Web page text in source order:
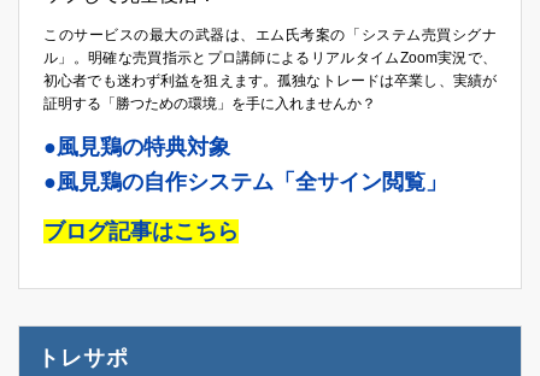
このサービスの最大の武器は、エム氏考案の「システム売買シグナ
ル」。明確な売買指示とプロ講師によるリアルタイムZoom実況で、
初心者でも迷わず利益を狙えます。孤独なトレードは卒業し、実績が
証明する「勝つための環境」を手に入れませんか？
●風見鶏の特典対象
●風見鶏の自作システム「全サイン閲覧」
ブログ記事はこちら
トレサポ